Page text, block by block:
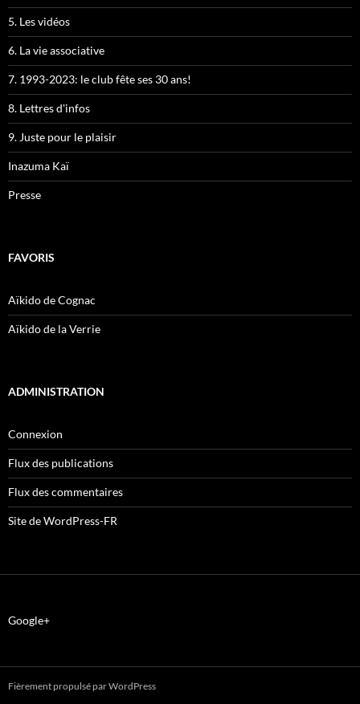
5. Les vidéos
6. La vie associative
7. 1993-2023: le club fête ses 30 ans!
8. Lettres d'infos
9. Juste pour le plaisir
Inazuma Kaï
Presse
FAVORIS
Aïkido de Cognac
Aïkido de la Verrie
ADMINISTRATION
Connexion
Flux des publications
Flux des commentaires
Site de WordPress-FR
Google+
Fièrement propulsé par WordPress